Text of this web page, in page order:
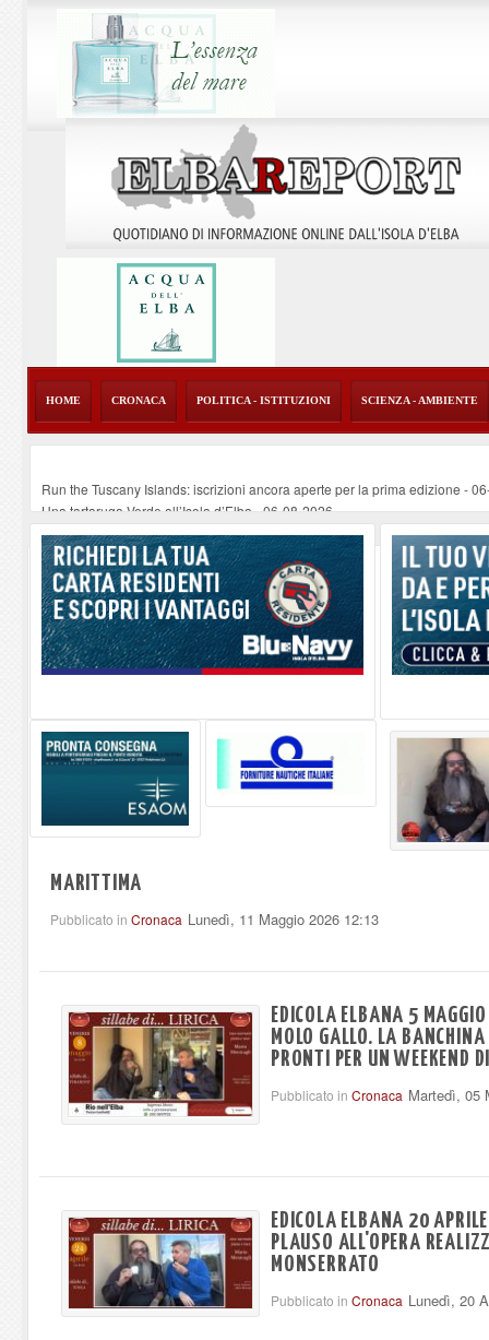
HOME CRONACA POLITICA - ISTITUZIONI SCIENZA - AMBIENTE
Run the Tuscany Islands: iscrizioni ancora aperte per la prima edizione -
Una tartaruga Verde all’Isola d’Elba-06-08-2026
Furgone in fiamme a Capoliveri, illeso il conducente-06-08-2026
Campo: chiusura della biblioteca comunale in occasione del Santo Patrono
A Carpani si apre la Festa di Liberazione: il programma della prima serata-
MARITTIMA
Pubblicato in Cronaca Lunedì, 11 Maggio 2026 12:13
EDICOLA ELBANA 5
MOLO GALLO. LA
PRONTI PER UN WEEKEND
Pubblicato in Cronaca Martedì, 05
EDICOLA ELBANA 20
PLAUSO ALL'OPERA
MONSERRATO
Pubblicato in Cronaca Lunedì, 20